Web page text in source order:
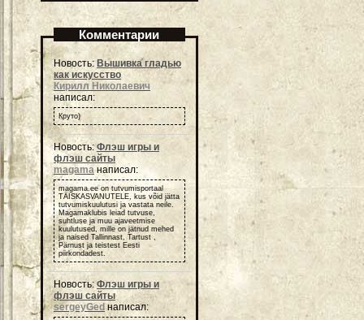
Комментарии
Новость:Вышивка гладью
как искусство
Кирилл Николаевич
написал:
Круто)
Новость:Флэш игры и
флэш сайты
magama написал:
magama.ee on tutvumisportaal
TÄISKASVANUTELE, kus võid jätta
tutvumiskuulutusi ja vastata neile.
Magamaklubis leiad tutvuse,
suhtluse ja muu ajaveetmise
kuulutused, mille on jätnud mehed
ja naised Tallinnast, Tartust ,
Pärnust ja teistest Eesti
piirkondadest.
Новость: Флэш игры и
флэш сайты
sergeyGedнаписал: